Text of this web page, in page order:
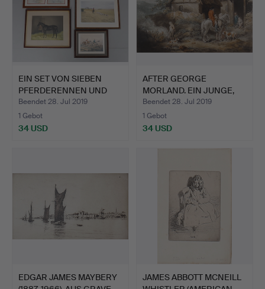
EIN SET VON SIEBEN
PFERDERENNEN UND
JAGDDR…
Beendet 28. Jul 2019
1 Gebot
34 USD
AFTER GEORGE
MORLAND. EIN JUNGE,
DER BEI D…
Beendet 28. Jul 2019
1 Gebot
34 USD
EDGAR JAMES MAYBERY
JAMES ABBOTT MCNEILL